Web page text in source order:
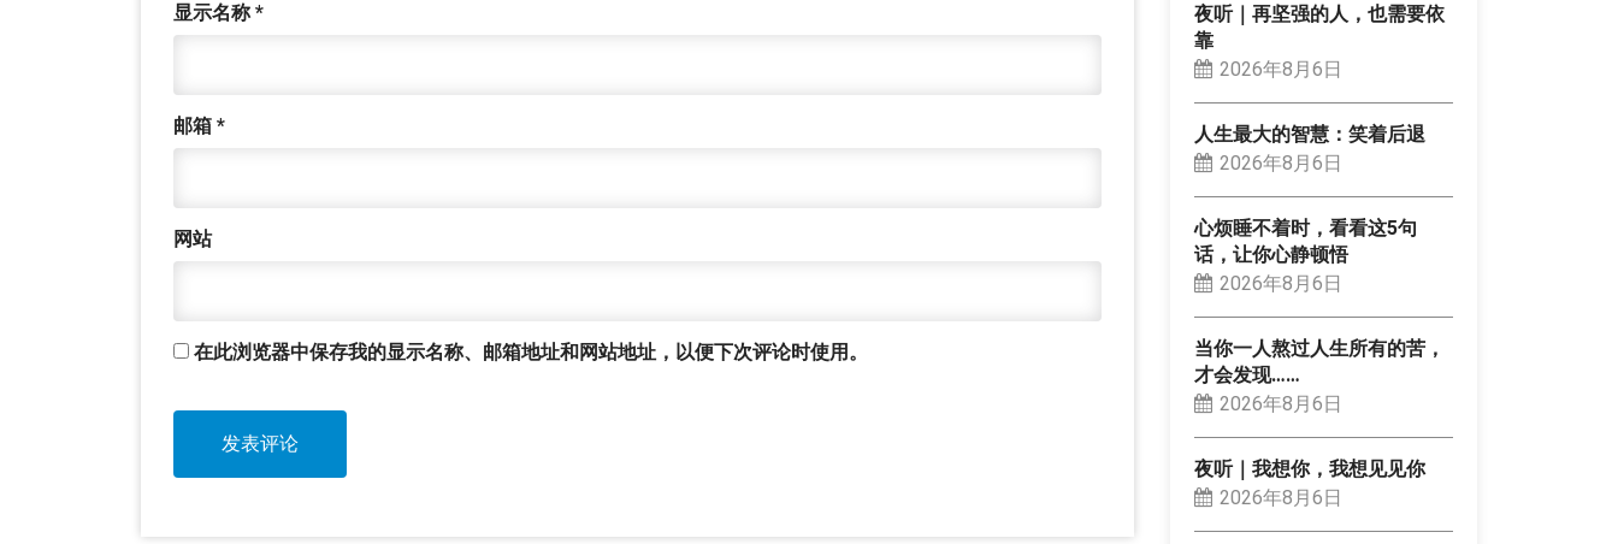
显示名称*
邮箱 *
网站
在此浏览器中保存我的显示名称、邮箱地址和网站地址，以便下次评论时使用。
夜听｜再坚强的人，也需要依
靠
2026年8月6日
人生最大的智慧：笑着后退
2026年8月6日
心烦睡不着时，看看这5句
话，让你心静顿悟
2026年8月6日
当你一人熬过人生所有的苦，
才会发现……
2026年8月6日
夜听｜我想你，我想见见你
2026年8月6日